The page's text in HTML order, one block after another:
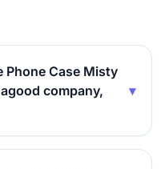
Phone Case Misty
company,
▾